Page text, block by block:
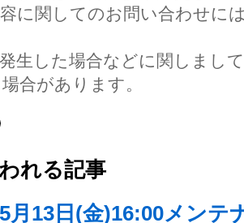
に関してのお問い合わせに
生した場合などに関しまし
合があります。
れる記事
月13日(金)16:00メンテ